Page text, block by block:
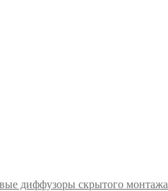
диффузоры скрытого монтажа